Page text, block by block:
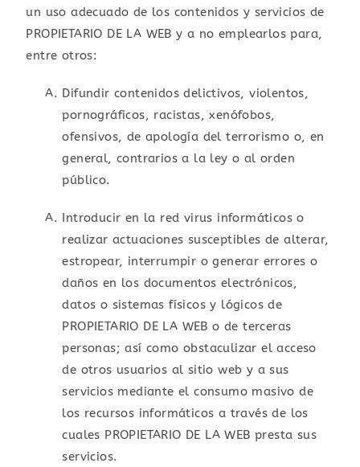
un uso adecuado de los contenidos y servicios de
PROPIETARIO DE LA WEB y a no emplearlos para,
entre otros:
Difundir contenidos delictivos, violentos,
pornográficos, racistas, xenófobos,
ofensivos, de apología del terrorismo o, en
general, contrarios a la ley o al orden
público.
Introducir en la red virus informáticos o
realizar actuaciones susceptibles de alterar,
estropear, interrumpir o generar errores o
daños en los documentos electrónicos,
datos o sistemas físicos y lógicos de
PROPIETARIO DE LA WEB o de terceras
personas; así como obstaculizar el acceso
de otros usuarios al sitio web y a sus
servicios mediante el consumo masivo de
los recursos informáticos a través de los
cuales PROPIETARIO DE LA WEB presta sus
servicios.